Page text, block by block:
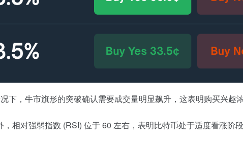
，牛市旗形的突破确认需要成交量明显飙升，这表明购买兴趣浓
相对强弱指数 (RSI) 位于 60 左右，表明比特币处于适度看涨阶